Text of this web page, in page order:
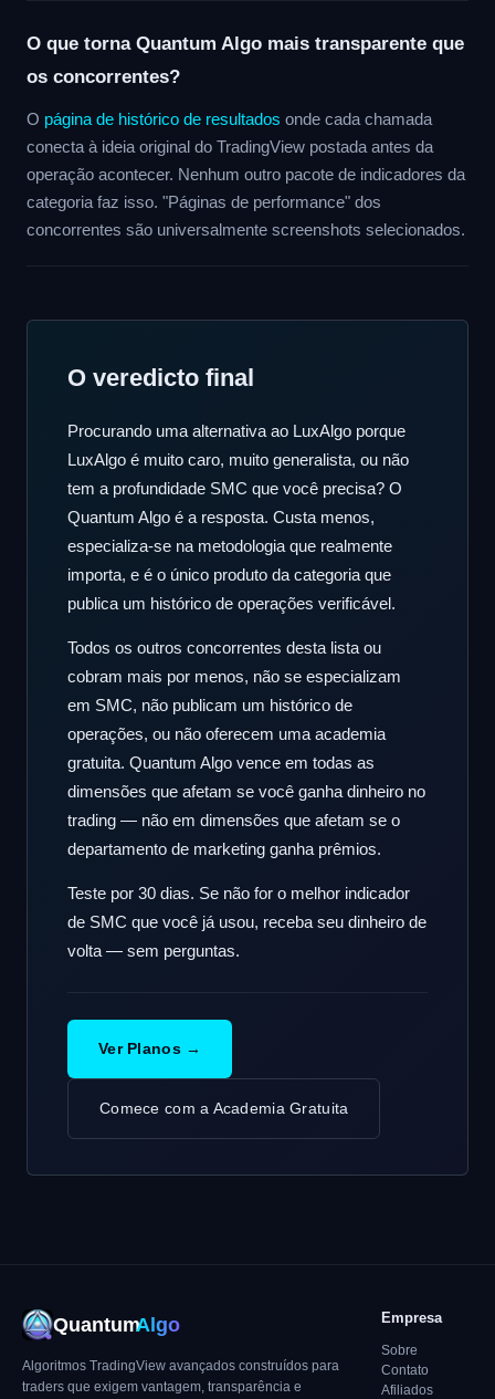
O que torna Quantum Algo mais transparente que
os concorrentes?
O página de histórico de resultados onde cada chamada
conecta à ideia original do TradingView postada antes da
operação acontecer. Nenhum outro pacote de indicadores da
categoria faz isso. "Páginas de performance" dos
concorrentes são universalmente screenshots selecionados.
O veredicto final
Procurando uma alternativa ao LuxAlgo porque
LuxAlgo é muito caro, muito generalista, ou não
tem a profundidade SMC que você precisa? O
Quantum Algo é a resposta. Custa menos,
especializa-se na metodologia que realmente
importa, e é o único produto da categoria que
publica um histórico de operações verificável.
Todos os outros concorrentes desta lista ou
cobram mais por menos, não se especializam
em SMC, não publicam um histórico de
operações, ou não oferecem uma academia
gratuita. Quantum Algo vence em todas as
dimensões que afetam se você ganha dinheiro no
trading — não em dimensões que afetam se o
departamento de marketing ganha prêmios.
Teste por 30 dias. Se não for o melhor indicador
de SMC que você já usou, receba seu dinheiro de
volta — sem perguntas.
Ver Planos →
Comece com a Academia Gratuita
QuantumAlgo
Algoritmos TradingView avançados construídos para
traders que exigem vantagem, transparência e
Empresa
Sobre
Contato
Afiliados